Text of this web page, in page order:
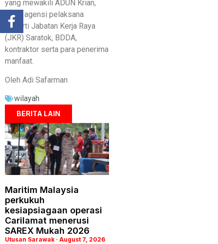
yang mewakili ADUN Krian,
wakil agensi pelaksana
seperti Jabatan Kerja Raya
(JKR) Saratok, BDDA,
kontraktor serta para penerima
manfaat.
Oleh Adi Safarman
wilayah
BERITA LAIN
Maritim Malaysia
perkukuh
kesiapsiagaan operasi
Carilamat menerusi
SAREX Mukah 2026
Utusan Sarawak August 7, 2026